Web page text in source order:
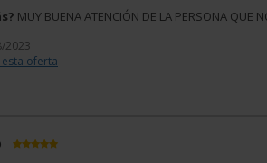
MUY BUENA ATENCIÓN DE LA PERSONA QUE
2023
oferta